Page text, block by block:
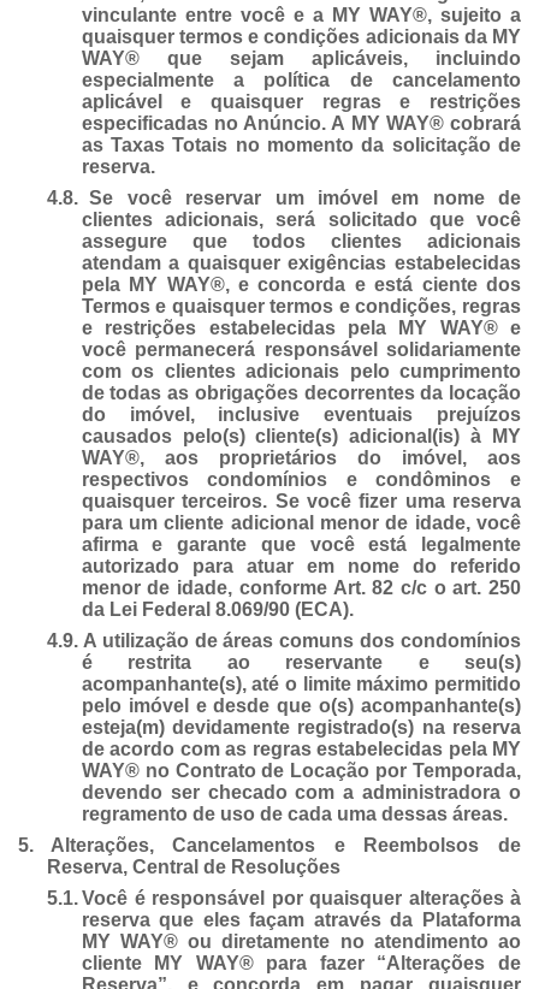
vinculante entre você e a MY WAY®, sujeito a
quaisquer termos e condições adicionais da MY
WAY® que sejam aplicáveis, incluindo
especialmente a política de cancelamento
aplicável e quaisquer regras e restrições
especificadas no Anúncio. A MY WAY® cobrará
as Taxas Totais no momento da solicitação de
reserva.
4.8. Se você reservar um imóvel em nome de
clientes adicionais, será solicitado que você
assegure que todos clientes adicionais
atendam a quaisquer exigências estabelecidas
pela MY WAY®, e concorda e está ciente dos
Termos e quaisquer termos e condições, regras
e restrições estabelecidas pela MY WAY® e
você permanecerá responsável solidariamente
com os clientes adicionais pelo cumprimento
de todas as obrigações decorrentes da locação
do imóvel, inclusive eventuais prejuízos
causados pelo(s) cliente(s) adicional(is) à MY
WAY®, aos proprietários do imóvel, aos
respectivos condomínios e condôminos e
quaisquer terceiros. Se você fizer uma reserva
para um cliente adicional menor de idade, você
afirma e garante que você está legalmente
autorizado para atuar em nome do referido
menor de idade, conforme Art. 82 c/c o art. 250
da Lei Federal 8.069/90 (ECA).
4.9. A utilização de áreas comuns dos condomínios
é restrita ao reservante e seu(s)
acompanhante(s), até o limite máximo permitido
pelo imóvel e desde que o(s) acompanhante(s)
esteja(m) devidamente registrado(s) na reserva
de acordo com as regras estabelecidas pela MY
WAY® no Contrato de Locação por Temporada,
devendo ser checado com a administradora o
regramento de uso de cada uma dessas áreas.
5.
Alterações, Cancelamentos e Reembolsos de
Reserva, Central de Resoluções
5.1. Você é responsável por quaisquer alterações à
reserva que eles façam através da Plataforma
MY WAY® ou diretamente no atendimento ao
cliente MY WAY® para fazer “Alterações de
Reserva”, e concorda em pagar quaisquer